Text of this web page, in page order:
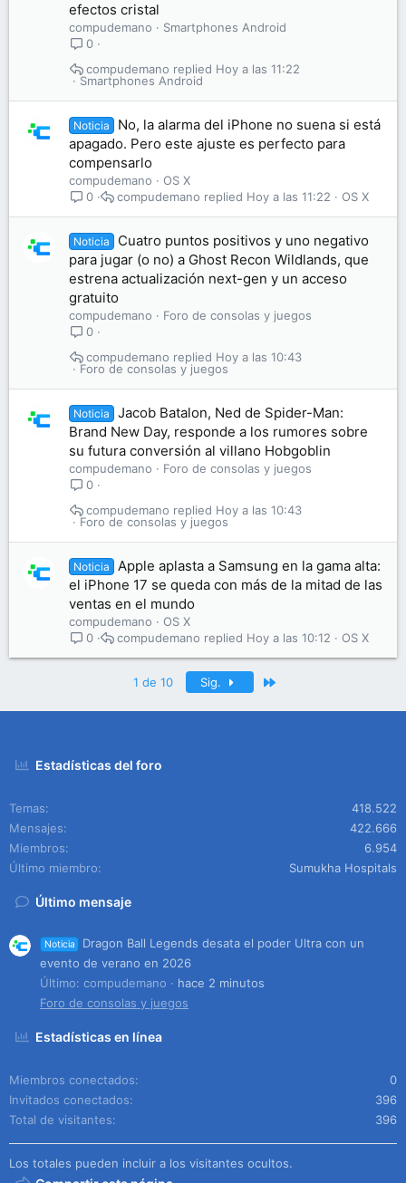
efectos cristal
compudemano
Smartphones Android
0
Smartphones Android
Hoy a las 11:22
compudemano
Noticia
No, la alarma del iPhone no suena si está
apagado. Pero este ajuste es perfecto para
compensarlo
compudemano
OS X
0
OS X
Hoy a las 11:22
compudemano
Noticia
Cuatro puntos positivos y uno negativo
para jugar (o no) a Ghost Recon Wildlands, que
estrena actualización next-gen y un acceso
gratuito
compudemano
Foro de consolas y juegos
0
Foro de consolas y juegos
Hoy a las 10:43
compudemano
Noticia
Jacob Batalon, Ned de Spider-Man:
Brand New Day, responde a los rumores sobre
su futura conversión al villano Hobgoblin
compudemano
Foro de consolas y juegos
0
Foro de consolas y juegos
Hoy a las 10:43
compudemano
Noticia
Apple aplasta a Samsung en la gama alta:
el iPhone 17 se queda con más de la mitad de las
ventas en el mundo
compudemano
OS X
0
OS X
Hoy a las 10:12
compudemano
1 de 10 Sig.
Estadísticas del foro
Temas
418.522
Mensajes
422.666
Miembros
6.954
Último miembro
Sumukha Hospitals
Último mensaje
Noticia
Dragon Ball Legends desata el poder Ultra con un
evento de verano en 2026
Último: compudemano
hace 2 minutos
Foro de consolas y juegos
Estadísticas en línea
Miembros conectados
0
Invitados conectados
396
Total de visitantes
396
Los totales pueden incluir a los visitantes ocultos.